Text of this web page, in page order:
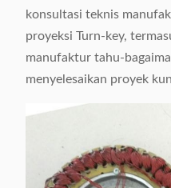
konsultasi teknis
proyeksi Turn-key,
manufaktur tahu-
menyelesaikan proyek